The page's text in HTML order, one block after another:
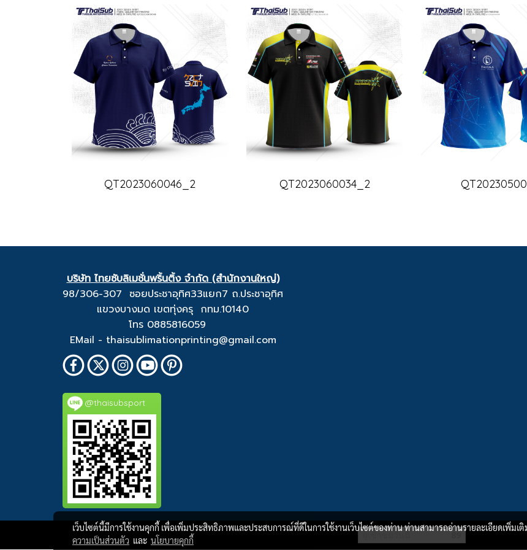
QT2023060046_2 QT2023060034_2
บริษัท ไทยซับลิเมชั่นพริ้นติ้ง จำกัด (สำนักงานใหญ่)
98/306-307 ซอยประชาอุทิศ33แยก7 ถ.ประชาอุทิศ
แขวงบางมด เขตทุ่งครุ กทม.10140
โทร 0885816059
EMail - thaisublimationprinting@gmail.com
@thaisubsport
ผู้เข้าชมวันนี้ 89
เว็บไซต์นี้มีการใช้งานคุกกี้ เพื่อเพิ่มประสิทธิภาพและประสบการณ์ที่ดีในการใช้งานเว็บไซต์ของท่าน ท่านสามารถอ่านรายละเอียดเพิ่มเติ
ความเป็นส่วนตัว และ นโยบายคุกกี้